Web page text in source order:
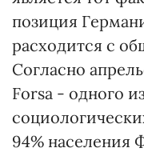
позиция
расходится с
Согласно
Forsa - одного
94% населения